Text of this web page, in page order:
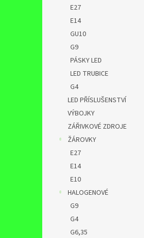
E27
E14
GU10
G9
PÁSKY LED
LED TRUBICE
G4
LED PŘÍSLUŠENSTVÍ
VÝBOJKY
ZÁŘIVKOVÉ ZDROJE
ŽÁROVKY
E27
E14
E10
HALOGENOVÉ
G9
G4
G6,35